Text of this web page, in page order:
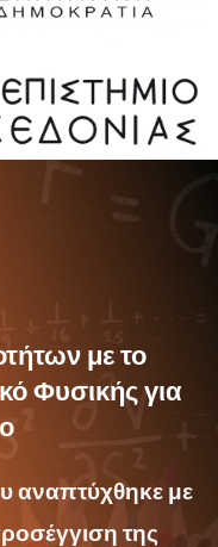
με το
Φυσικής για
αναπτύχθηκε με
της